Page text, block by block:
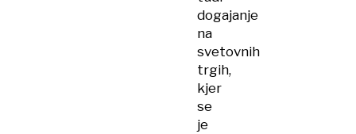
dogajanje
na
svetovnih
trgih,
kjer
se
je